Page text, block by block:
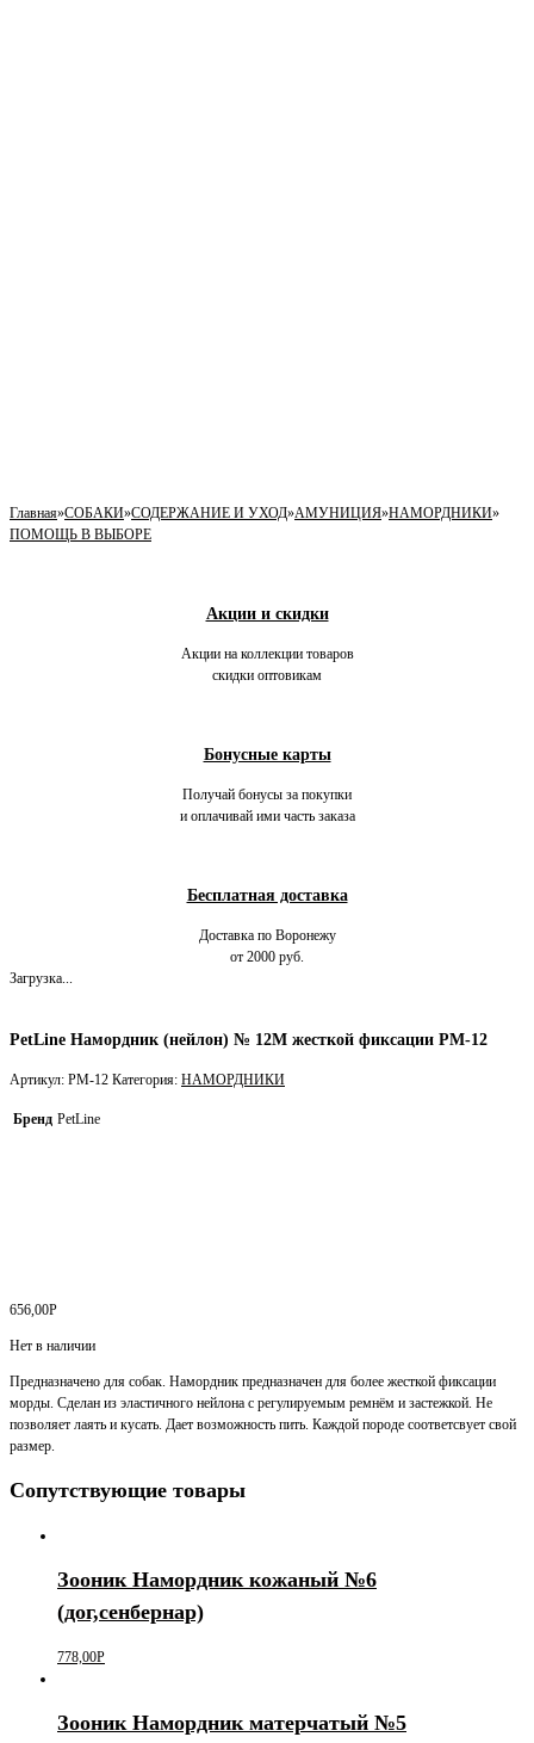
Главная»СОБАКИ»СОДЕРЖАНИЕ И УХОД»АМУНИЦИЯ»НАМОРДНИКИ»
ПОМОЩЬ В ВЫБОРЕ
Акции и скидки
Акции на коллекции товаров
скидки оптовикам
Бонусные карты
Получай бонусы за покупки
и оплачивай ими часть заказа
Бесплатная доставка
Доставка по Воронежу
от 2000 руб.
Загрузка...
PetLine Намордник (нейлон) № 12М жесткой фиксации PM-12
Артикул: PM-12 Категория: НАМОРДНИКИ
Бренд PetLine
656,00Р
Нет в наличии
Предназначено для собак. Намордник предназначен для более жесткой фиксации
морды. Сделан из эластичного нейлона с регулируемым ремнём и застежкой. Не
позволяет лаять и кусать. Дает возможность пить. Каждой породе соответсвует свой
размер.
Сопутствующие товары
Зооник Намордник кожаный №6
(дог,сенбернар)
778,00Р
Зооник Намордник матерчатый №5